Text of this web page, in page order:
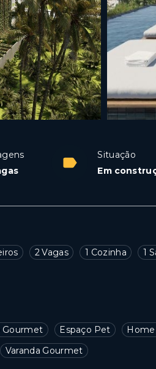
Situação
Em
2 Vagas 1 Cozinha 1
Gourmet Espaço Pet
Varanda Gourmet